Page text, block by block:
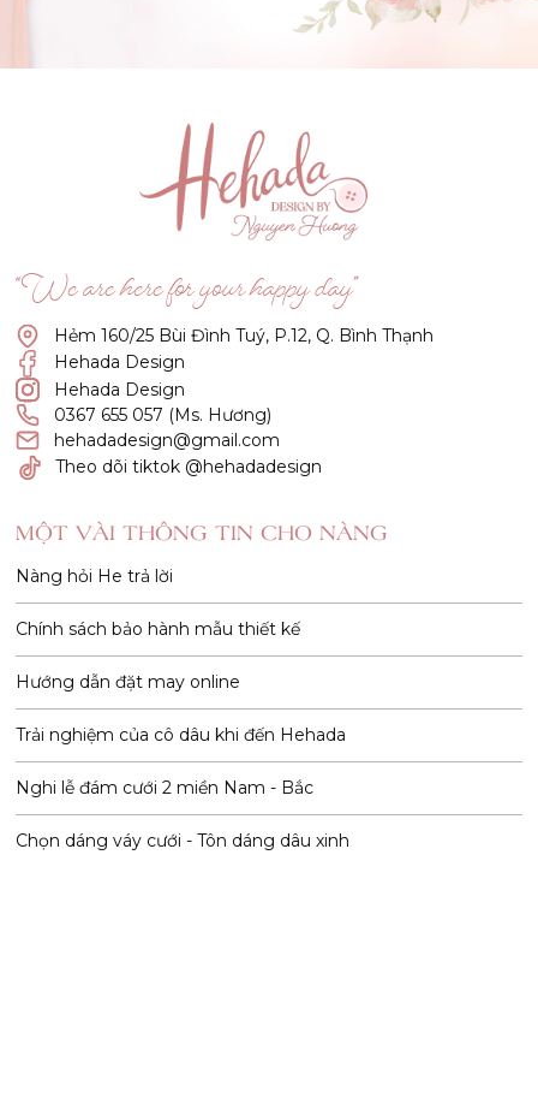
GẬT ĐẦU NHÉ NÀNG !
(Click vào đây để He và Nàng có 1 cuộc hẹn nà)
“We are here for your happy day”
Hẻm 160/25 Bùi Đình Tuý, P.12, Q. Bình Thạnh
Hehada Design
Hehada Design
0367 655 057 (Ms. Hương)
hehadadesign@gmail.com
Theo dõi tiktok @hehadadesign
MỘT VÀI THÔNG TIN CHO NÀNG
Nàng hỏi He trả lời
Chính sách bảo hành mẫu thiết kế
Hướng dẫn đặt may online
Trải nghiệm của cô dâu khi đến Hehada
Nghi lễ đám cưới 2 miền Nam - Bắc
Chọn dáng váy cưới - Tôn dáng dâu xinh